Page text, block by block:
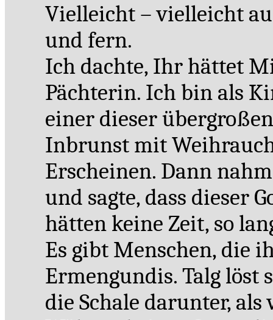
Vielleicht – vielleicht
und fern.
Ich dachte, Ihr hättet
Pächterin. Ich bin als
einer dieser
Inbrunst mit
Erscheinen. Dann
und sagte, dass dieser
hätten keine Zeit, so
Es gibt Menschen, die
Ermengundis. Talg
die Schale darunter,